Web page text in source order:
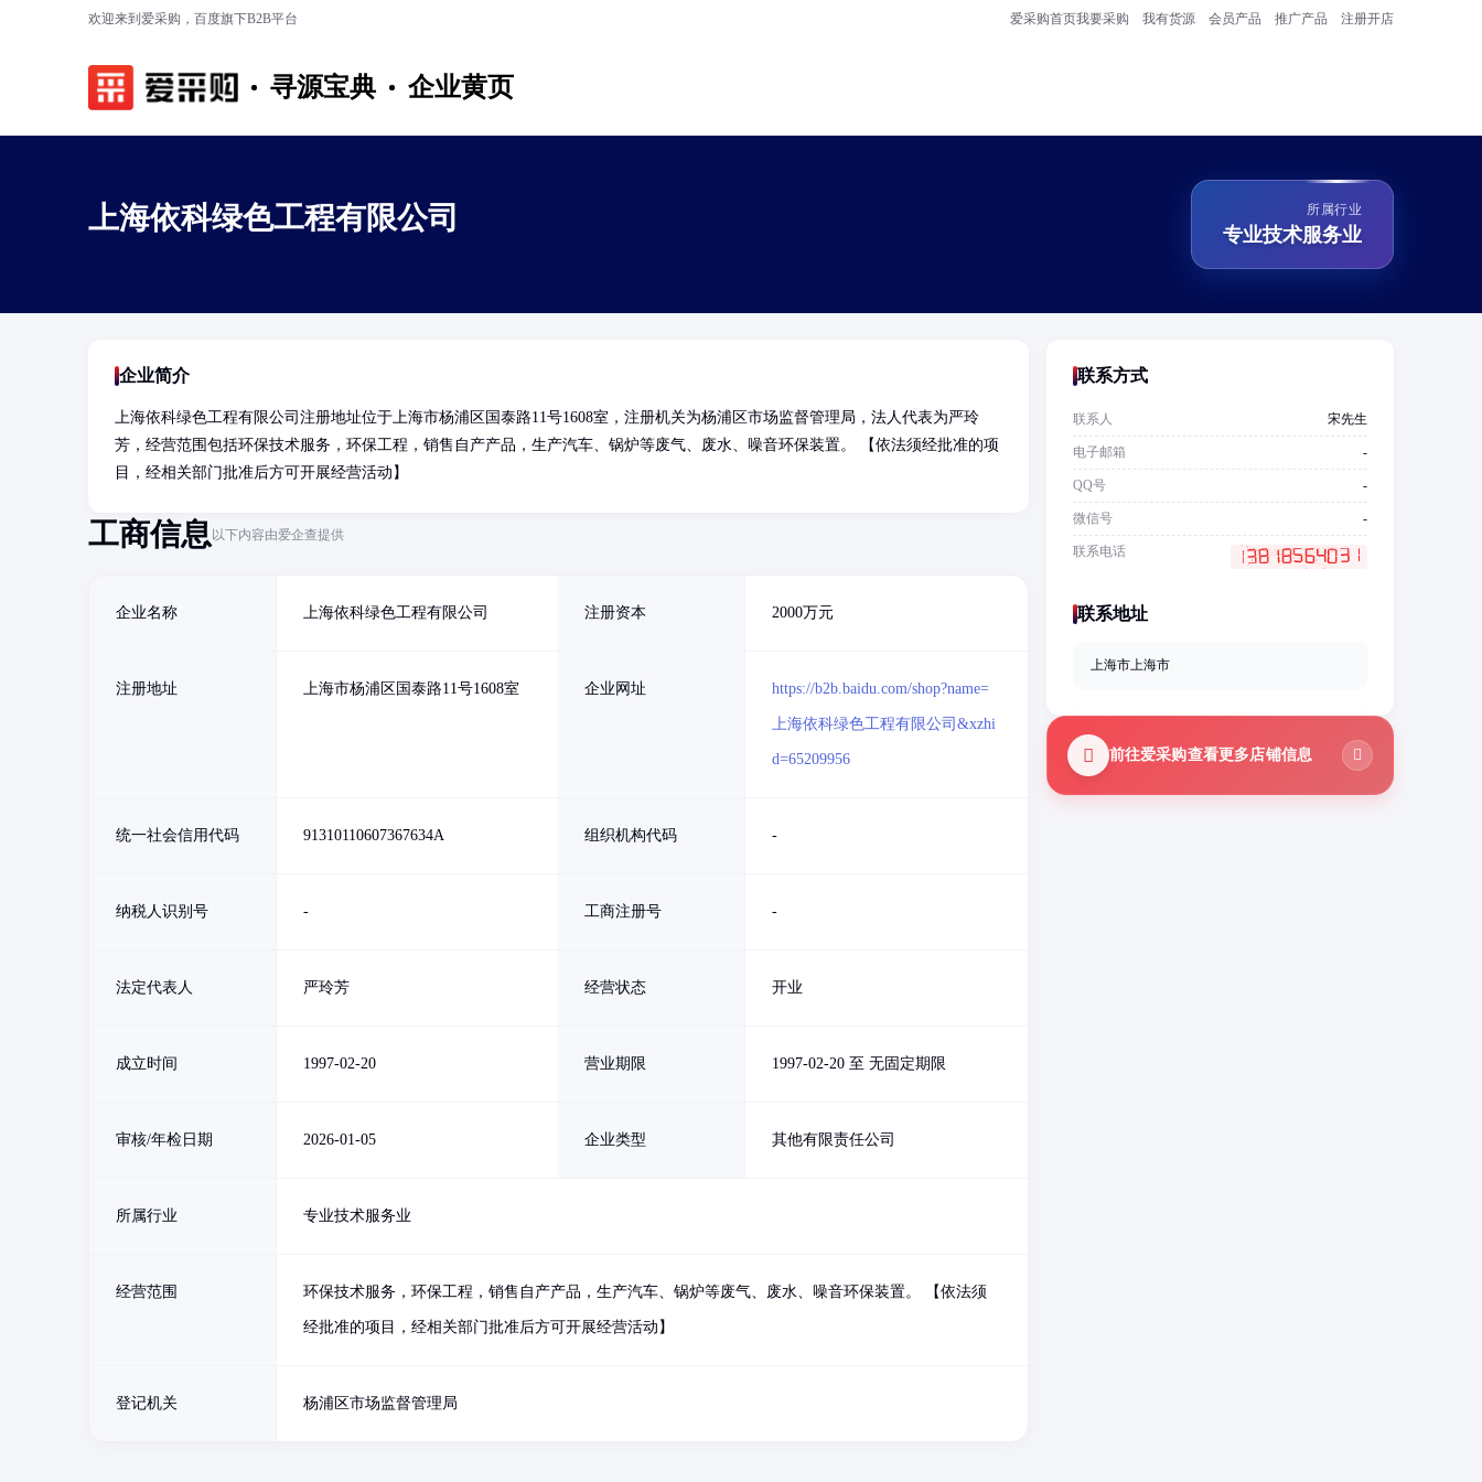
欢迎来到爱采购，百度旗下B2B平台 爱采购首页我要采购 我有货源 会员产品 推广产品 注册开店
寻源宝典 企业黄页
上海依科绿色工程有限公司 所属行业
专业技术服务业
企业简介
上海依科绿色工程有限公司注册地址位于上海市杨浦区国泰路11号1608室，注册机关为杨浦区市场监督管理局，法人代表为严玲
芳，经营范围包括环保技术服务，环保工程，销售自产产品，生产汽车、锅炉等废气、废水、噪音环保装置。 【依法须经批准的项
目，经相关部门批准后方可开展经营活动】
工商信息以下内容由爱企查提供
企业名称 上海依科绿色工程有限公司 注册资本 2000万元
注册地址 上海市杨浦区国泰路11号1608室 企业网址 https://b2b.baidu.com/shop?name=
上海依科绿色工程有限公司&xzhi
d=65209956
统一社会信用代码 91310110607367634A 组织机构代码 -
纳税人识别号 - 工商注册号 -
法定代表人 严玲芳 经营状态 开业
成立时间 1997-02-20 营业期限 1997-02-20 至 无固定期限
审核/年检日期 2026-01-05 企业类型 其他有限责任公司
所属行业 专业技术服务业
经营范围 环保技术服务，环保工程，销售自产产品，生产汽车、锅炉等废气、废水、噪音环保装置。 【依法须
经批准的项目，经相关部门批准后方可开展经营活动】
登记机关 杨浦区市场监督管理局
联系方式
联系人 宋先生
电子邮箱 -
QQ号 -
微信号 -
联系电话
联系地址
上海市上海市
前往爱采购查看更多店铺信息